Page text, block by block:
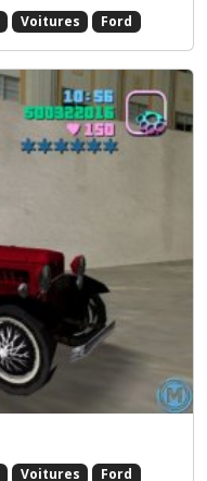
Voitures Ford
Voitures
Ford